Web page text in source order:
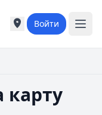
Города России
Казань
Города России
Казань
Войти
карту